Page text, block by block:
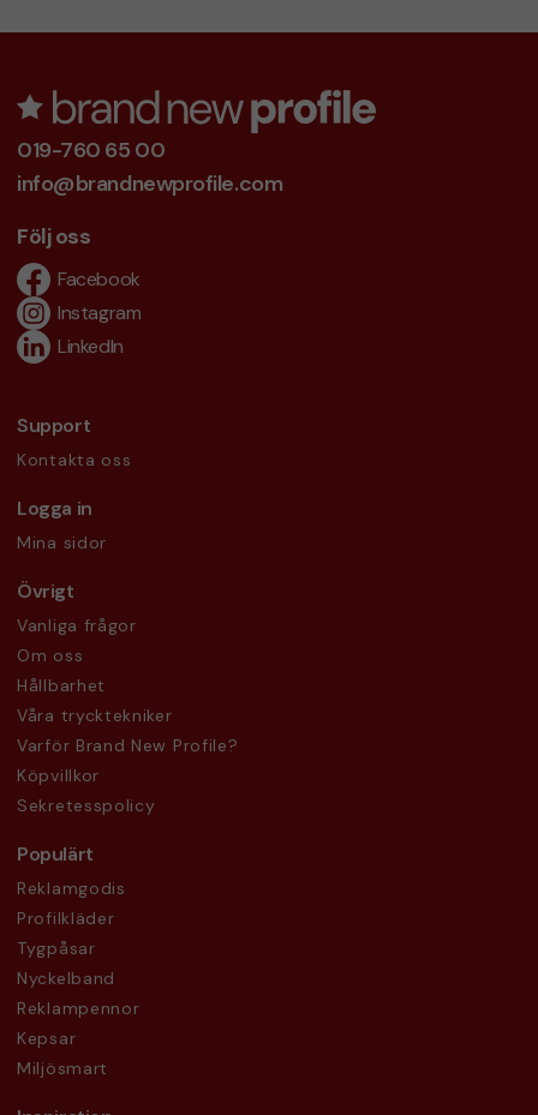
019-760 65 00
info@brandnewprofile.com
Följ oss
Facebook
Instagram
LinkedIn
Support
Kontakta oss
Logga in
Mina sidor
Övrigt
Vanliga frågor
Om oss
Hållbarhet
Våra trycktekniker
Varför Brand New Profile?
Köpvillkor
Sekretesspolicy
Populärt
Reklamgodis
Profilkläder
Tygpåsar
Nyckelband
Reklampennor
Kepsar
Miljösmart